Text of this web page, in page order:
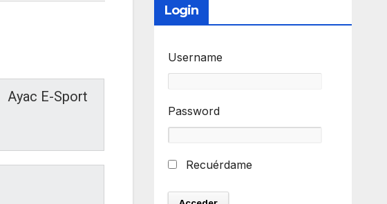
Ayac E-Sport
Login
Username
Password
Recuérdame